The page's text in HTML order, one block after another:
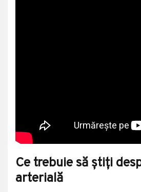
Ce trebuie să știți
arterială